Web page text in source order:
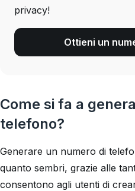
privacy!
Ottieni un
Come si fa a
telefono?
Generare un numero di
quanto sembri, grazie alle
consentono agli utenti di